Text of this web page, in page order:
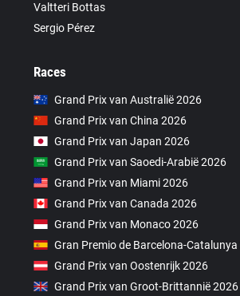
Valtteri Bottas
Sergio Pérez
Races
Grand Prix van Australië 2026
Grand Prix van China 2026
Grand Prix van Japan 2026
Grand Prix van Saoedi-Arabië 2026
Grand Prix van Miami 2026
Grand Prix van Canada 2026
Grand Prix van Monaco 2026
Gran Premio de Barcelona-
Grand Prix van Oostenrijk 2026
Grand Prix van Groot-Brittannië 2026